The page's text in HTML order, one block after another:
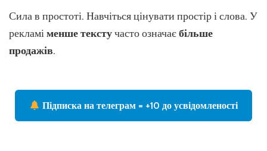
Сила в простоті. Навчіться цінувати простір і слова. У
рекламіменше текстучасто означаєбільше
продажів.
Підписка на телеграм = +10 до усвідомленості